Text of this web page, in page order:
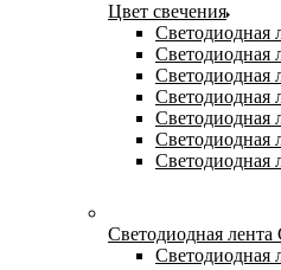
Цвет свечения
Светодиодная
Светодиодная
Светодиодная
Светодиодная
Светодиодная
Светодиодная
Светодиодная
Светодиодная лента
Светодиодная